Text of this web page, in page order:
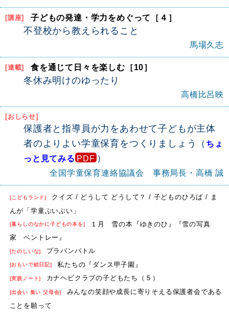
[講座] 子どもの発達・学力をめぐって ［４］
不登校から教えられること
馬場久志
[連載] 食を通じて日々を楽しむ［10］
冬休み明けのゆったり
高橋比呂映
[おしらせ]
保護者と指導員が力をあわせて子どもが主体
者のよりよい学童保育をつくりましょう（ ちょ
っと見てみる
）
全国学童保育連絡協議会 事務局長・高橋 誠
[こどもランド]
クイズ / どうして どうして？ / 子どものひろば / ま
んが「学童ぶいぶい」
[暮らしのなかに子どもの本を]
１月 雪の本『ゆきのひ』『雪の写真
家 ベントレー』
[たのしいな] プラバンバトル
[おもいで絵日記] 私たちの『ダンス甲子園』
[実践ノート] カナヘビクラブの子どもたち（５）
[出会い 集い 父母会]
みんなの笑顔や成長に寄りそえる保護者会である
ことを願って